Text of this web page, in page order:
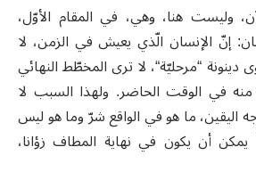
وليست هنا، وهي، في المقام الأوّل،
إنّ الإنسان الّذي يعيش في الزمن، لا
“مرحليّة“، لا ترى المخطّط النهائي
منه في الوقت الحاضر. ولهذا السبب لا
اليقين، ما هو في الواقع شرّ وما هو ليس
أن يكون في نهاية المطاف زؤانا،